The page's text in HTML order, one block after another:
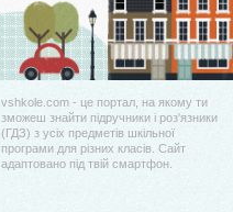
vshkole.com - це портал, на якому ти
зможеш знайти підручники і роз'язники
(ГДЗ) з усіх предметів шкільної
програми для різних класів. Сайт
адаптовано під твій смартфон.